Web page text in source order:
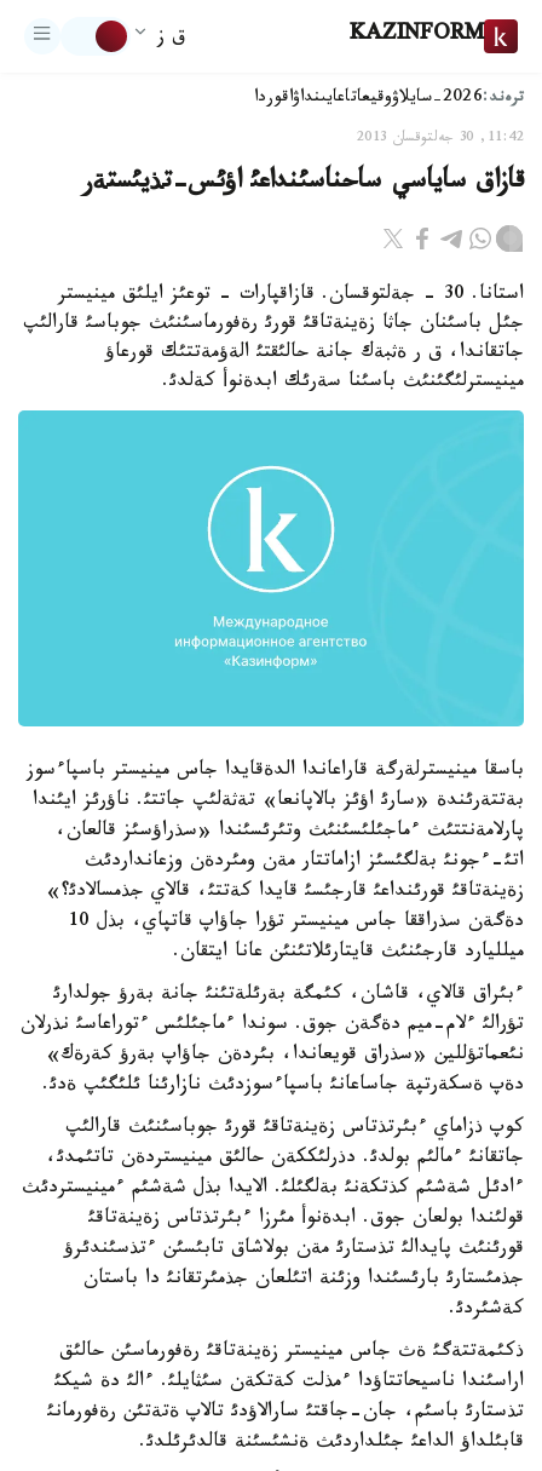
KAZINFORM ق ز
ترەند:2026-سايلاۋ وقيعاتاعايىنداۋاقوردا
11:42, 30 جەلتوقسان 2013
قازاق ساياسي ساحناسئنداعئ اؤئس-تذيئستةر
استانا. 30 - جةلتوقسان. قازاقپارات - توعئز ايلئق مينيستر
جئل باسئنان جاثا زةينةتاقئ قورئ رةفورماسئنئث جوباسئ قارالئپ
جاتقاندا، ق ر ةثبةك جانة حالئقتئ الةؤمةتتئك قورعاؤ
مينيسترلئگئنئث باسئنا سةرئك ابدةنوأ كةلدئ.
باسقا مينيسترلةرگة قاراعاندا الدةقايدا جاس مينيستر باسپاءسوز
بةتتةرئندة «سارئ اؤئز بالاپانعا» تةثةلئپ جاتتئ. ناؤرئز ايئندا
پارلامةنتتئث ءماجئلئسئنئث وتئرئسئندا «سذراؤسئز قالعان،
اتئ-ءجونئ بةلگئسئز ازاماتتار مةن ومئردةن وزعانداردئث
زةينةتاقئ قورئنداعئ قارجئسئ قايدا كةتتئ، قالاي جذمسالادئ؟»
دةگةن سذراققا جاس مينيستر تؤرا جاؤاپ قاتپاي، بذل 10
ميلليارد قارجئنئث قايتارئلاتئنئن عانا ايتقان.
ءبئراق قالاي، قاشان، كئمگة بةرئلةتئنئ جانة بةرؤ جولدارئ
تؤرالئ ءلام-ميم دةگةن جوق. سوندا ءماجئلئس ءتوراعاسئ نذرلان
نئعماتؤللين «سذراق قويعاندا، بئردةن جاؤاپ بةرؤ كةرةك»
دةپ ةسكةرتپة جاساعانئ باسپاءسوزدئث نازارئنا ئلئگئپ ةدئ.
كوپ ذزاماي ءبئرتذتاس زةينةتاقئ قورئ جوباسئنئث قارالئپ
جاتقانئ ءمالئم بولدئ. دذرلئككةن حالئق مينيستردةن تاتئمدئ،
ءادئل شةشئم كذتكةنئ بةلگئلئ. الايدا بذل شةشئم ءمينيستردئث
قولئندا بولعان جوق. ابدةنوأ مئرزا ءبئرتذتاس زةينةتاقئ
قورئنئث پايدالئ تذستارئ مةن بولاشاق تابئسئن ءتذسئندئرؤ
جذمئستارئ بارئسئندا وزئنة اتئلعان جذمئرتقانئ دا باستان
كةشئردئ.
ذكئمةتتةگئ ةث جاس مينيستر زةينةتاقئ رةفورماسئن حالئق
اراسئندا ناسيحاتتاؤدا ءمذلت كةتكةن سئثايلئ. ءالئ دة شيكئ
تذستارئ باسئم، جان-جاقتئ سارالاؤدئ تالاپ ةتةتئن رةفورمانئ
قابئلداؤ الداعئ جئلداردئث ةنشئسئنة قالدئرئلدئ.